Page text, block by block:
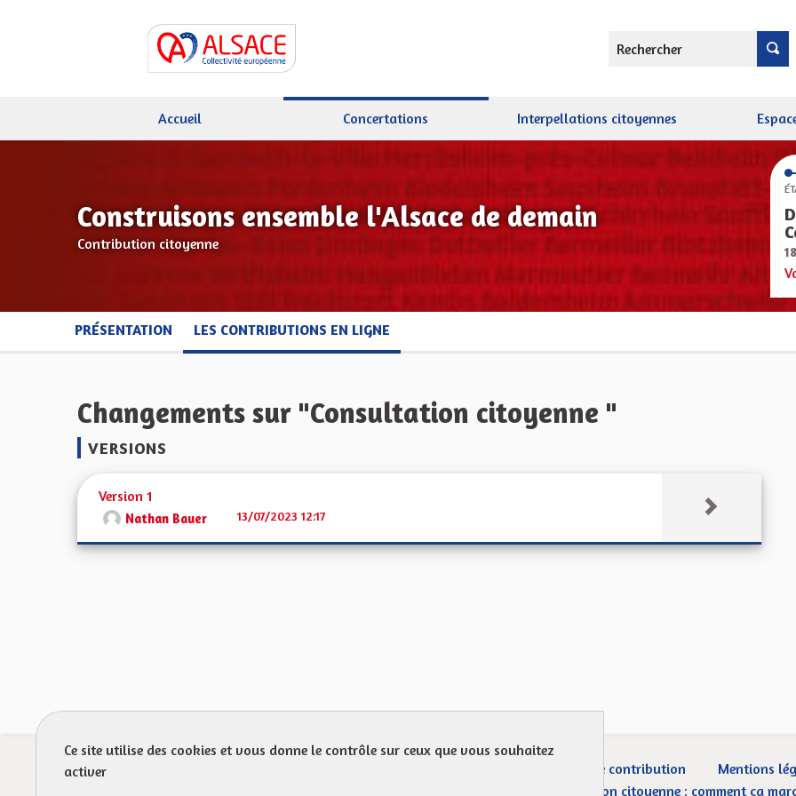
Rechercher
Accueil Concertations Interpellations citoyennes
Construisons ensemble l'Alsace de demain
Contribution citoyenne
PRÉSENTATION LES CONTRIBUTIONS EN LIGNE
Changements sur "Consultation citoyenne "
VERSIONS
Version 1
Nathan Bauer 13/07/2023 12:17
Charte de contribution
Mentions
Droit d’interpellation citoyenne : comment ça
Ce site utilise des cookies et vous donne le contrôle sur ceux que vous souhaitez
activer